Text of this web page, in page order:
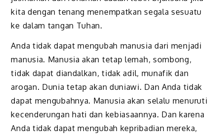
kita dengan tenang menempatkan segala sesuatu
ke dalam tangan Tuhan.
Anda tidak dapat mengubah manusia dari menjadi
manusia. Manusia akan tetap lemah, sombong,
tidak dapat diandalkan, tidak adil, munafik dan
arogan. Dunia tetap akan duniawi. Dan Anda tidak
dapat mengubahnya. Manusia akan selalu menuruti
kecenderungan hati dan kebiasaannya. Dan karena
Anda tidak dapat mengubah kepribadian mereka,